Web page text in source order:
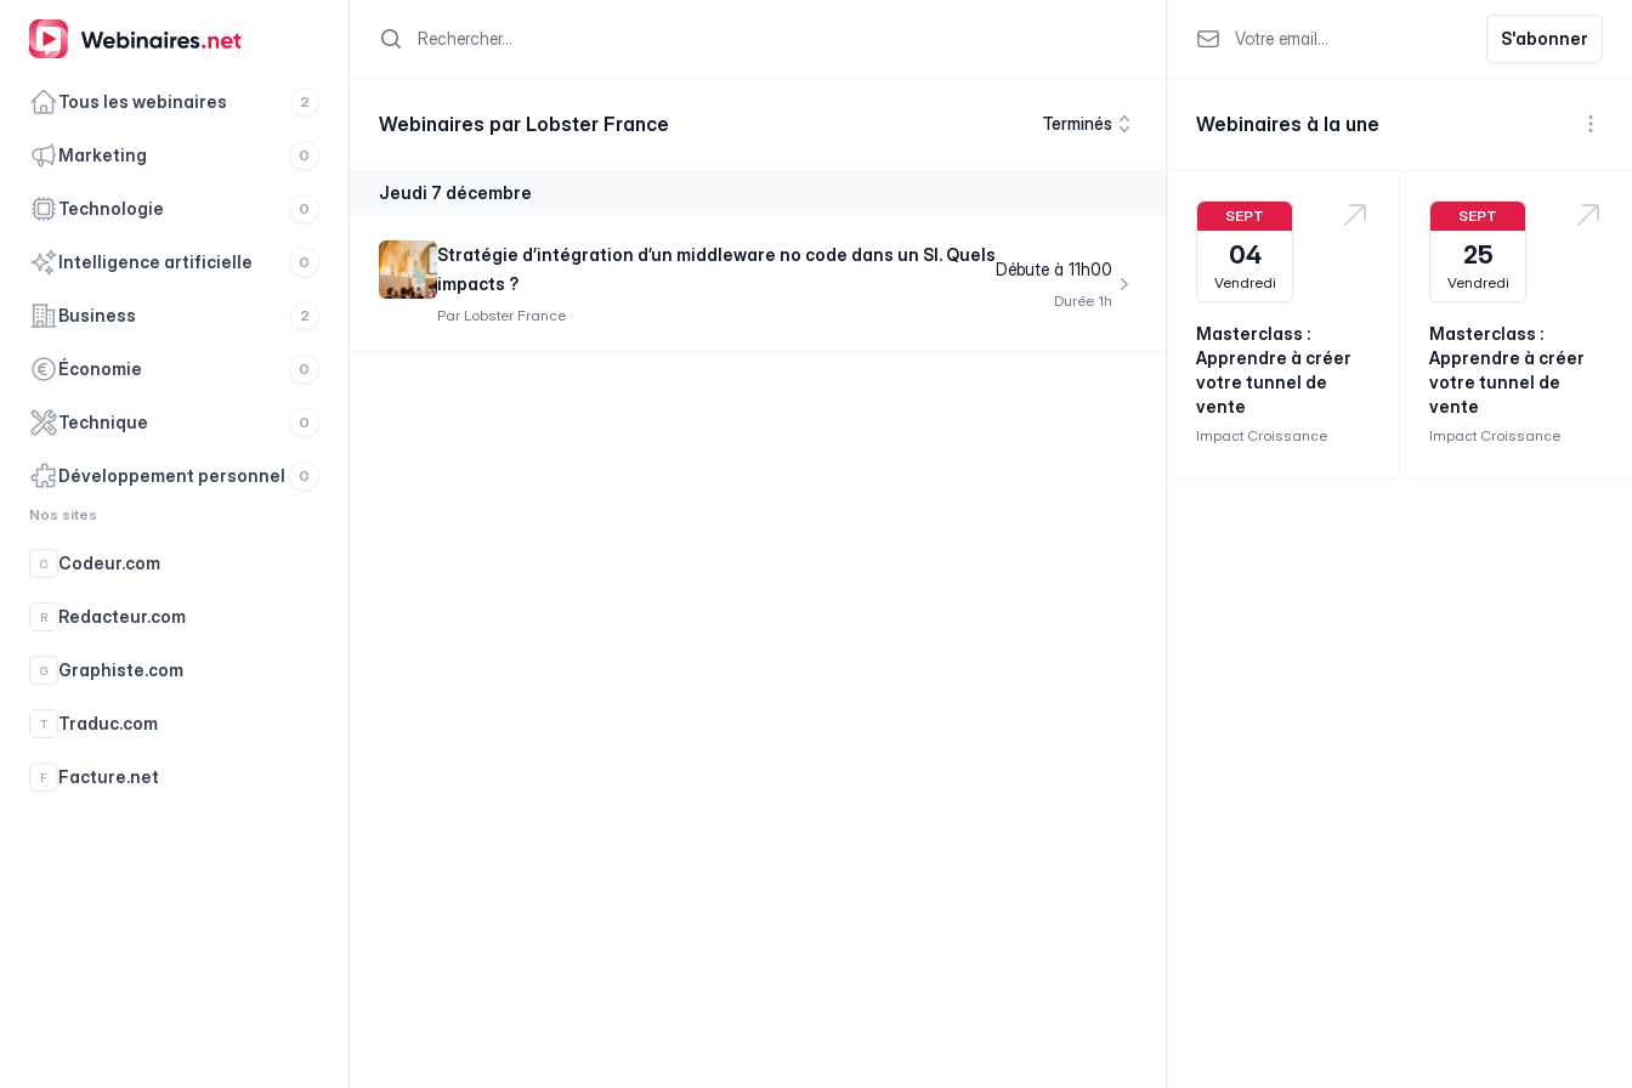
Tous les webinaires 2
marketing 0
technologie 0
intelligence artificielle 0
business 2
économie 0
technique 0
développement personnel 0
Nos sites
C Codeur.com
R Redacteur.com
G Graphiste.com
T Traduc.com
F Facture.net
Search
Webinaires par Lobster France Terminés
jeudi 7 décembre
Stratégie d’intégration d’un middleware no code dans un SI. Quels
impacts ?
Par Lobster France
Débute à 11h00
Durée 1h
Votre email S'abonner
Webinaires à la une
Voir
SEPT
04
Vendredi
Masterclass :
Apprendre à créer
votre tunnel de
vente
Impact Croissance
SEPT
25
Vendredi
Masterclass :
Apprendre à créer
votre tunnel de
vente
Impact Croissance